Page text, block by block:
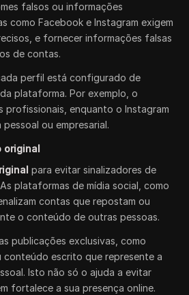
falsos ou informações
como Facebook e Instagram exigem
e fornecer informações falsas
de contas.
perfil está configurado de
plataforma. Por exemplo, o
profissionais, enquanto o Instagram
ou empresarial.
original
para evitar sinalizadores de
plataformas de mídia social, como
contas que repostam ou
o conteúdo de outras pessoas.
publicações exclusivas, como
escrito que represente a
Isto não só o ajuda a evitar
fortalece a sua presença online.